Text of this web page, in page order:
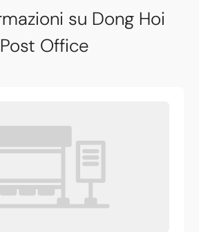
su Dong Hoi
Post Office